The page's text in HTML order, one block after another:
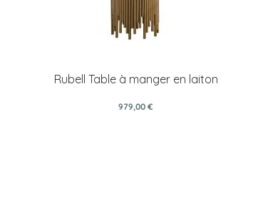
Rubell Table à manger en laiton
979,00 €